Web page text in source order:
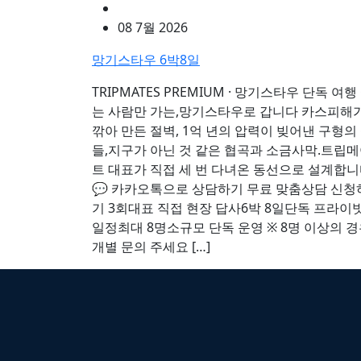
08 7월 2026
망기스타우 6박8일
TRIPMATES PREMIUM · 망기스타우 단독 여행
는 사람만 가는,망기스타우로 갑니다 카스피해
깎아 만든 절벽, 1억 년의 압력이 빚어낸 구형의
들,지구가 아닌 것 같은 협곡과 소금사막.트립
트 대표가 직접 세 번 다녀온 동선으로 설계합
💬 카카오톡으로 상담하기 무료 맞춤상담 신청
기 3회대표 직접 현장 답사6박 8일단독 프라이
일정최대 8명소규모 단독 운영 ※ 8명 이상의 경
개별 문의 주세요 […]